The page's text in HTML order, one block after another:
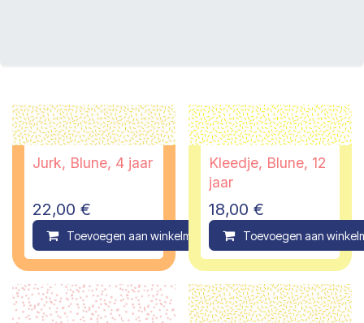
Jurk, Blune, 4 jaar
22,00 €
Toevoegen aan winkelmandje Compare
Kleedje, Blune, 12
jaar
18,00 €
Toevoegen aan